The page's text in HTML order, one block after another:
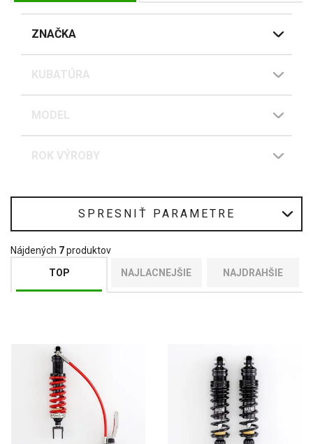
ZNAČKA
KUBATÚRA
MODEL
ROK VÝROBY
SPRESNIŤ PARAMETRE
Nájdených 7produktov
TOP
NAJLACNEJŠIE NAJDRAHŠIE